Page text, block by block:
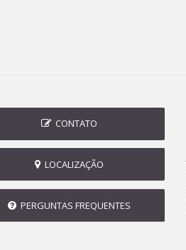
CONTATO
LOCALIZAÇÃO
PERGUNTAS FREQUENTES